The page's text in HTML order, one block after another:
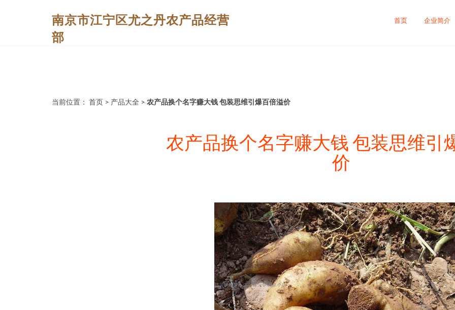
南京市江宁区尤之丹农产品经营
部
首页 企业简介
当前位置： 首页 > 产品大全 > 农产品换个名字赚大钱 包装思维引爆百倍溢价
农产品换个名字赚大钱 包装思维引
价